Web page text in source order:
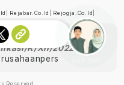
Rejabar.co.id Rejogja.co.id
Dewan Pers
K/XII/2022